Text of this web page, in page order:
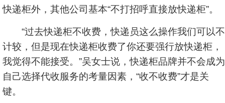
快递柜外，其他公司基本“不打招呼直接放快递柜”。
“过去快递柜不收费，快递员这么操作我们可以不
计较，但是现在快递柜收费了你还要强行放快递柜，
我觉得不能接受。”吴女士说，快递柜品牌并不会成为
自己选择代收服务的考量因素，“收不收费”才是关
键。